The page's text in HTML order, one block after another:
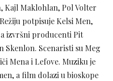
Kajl Maklohlan, Pol Volter
potpisuje Kelsi Men,
izvršni producenti Pit
Skenlon. Scenaristi su Meg
Mena i Lefove. Muziku je
a film dolazi u bioskope